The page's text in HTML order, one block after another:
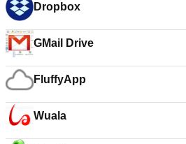
Dropbox
GMail Drive
FluffyApp
Wuala